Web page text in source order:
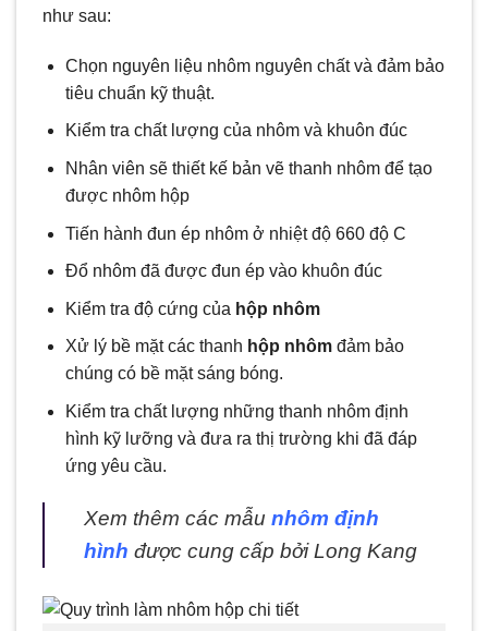
như sau:
Chọn nguyên liệu nhôm nguyên chất và đảm bảo
tiêu chuẩn kỹ thuật.
Kiểm tra chất lượng của nhôm và khuôn đúc
Nhân viên sẽ thiết kế bản vẽ thanh nhôm để tạo
được nhôm hộp
Tiến hành đun ép nhôm ở nhiệt độ 660 độ C
Đổ nhôm đã được đun ép vào khuôn đúc
Kiểm tra độ cứng của hộp nhôm
Xử lý bề mặt các thanh hộp nhômđảm bảo
chúng có bề mặt sáng bóng.
Kiểm tra chất lượng những thanh nhôm định
hình kỹ lưỡng và đưa ra thị trường khi đã đáp
ứng yêu cầu.
Xem thêm các mẫu nhôm định
hình được cung cấp bởi Long Kang